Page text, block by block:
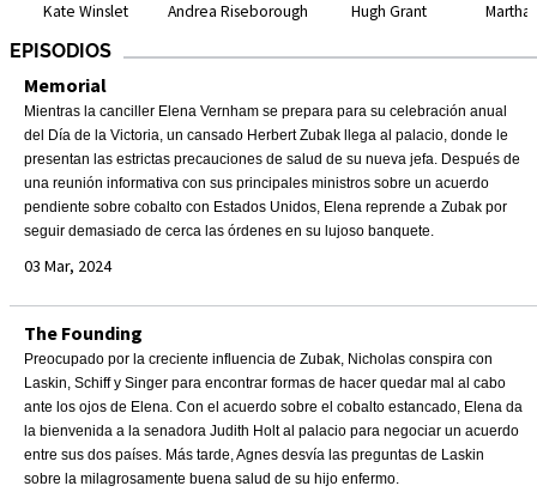
Kate Winslet Andrea Riseborough Hugh Grant
EPISODIOS
Memorial
Mientras la canciller Elena Vernham se prepara para su celebración anual
del Día de la Victoria, un cansado Herbert Zubak llega al palacio, donde le
presentan las estrictas precauciones de salud de su nueva jefa. Después de
una reunión informativa con sus principales ministros sobre un acuerdo
pendiente sobre cobalto con Estados Unidos, Elena reprende a Zubak por
seguir demasiado de cerca las órdenes en su lujoso banquete.
03 Mar, 2024
The Founding
Preocupado por la creciente influencia de Zubak, Nicholas conspira con
Laskin, Schiff y Singer para encontrar formas de hacer quedar mal al cabo
ante los ojos de Elena. Con el acuerdo sobre el cobalto estancado, Elena da
la bienvenida a la senadora Judith Holt al palacio para negociar un acuerdo
entre sus dos países. Más tarde, Agnes desvía las preguntas de Laskin
sobre la milagrosamente buena salud de su hijo enfermo.